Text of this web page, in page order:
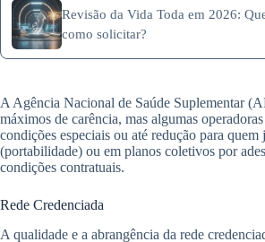
Revisão da Vida Toda em 2026:
como solicitar?
A Agência Nacional de Saúde Suplementar
máximos de carência, mas algumas
condições especiais ou até redução para
(portabilidade) ou em planos coletivos por
condições contratuais.
Rede Credenciada
A qualidade e a abrangência da rede